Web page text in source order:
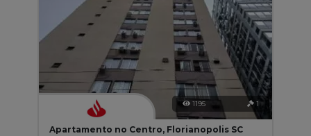
1195 1
Apartamento no Centro, Florianopolis SC